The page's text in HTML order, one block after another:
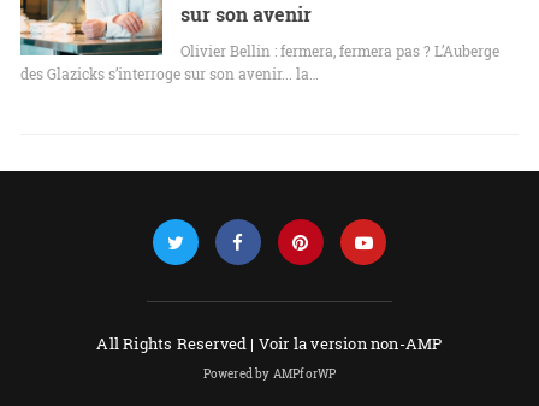
sur son avenir
Olivier Bellin : fermera, fermera pas ? L’Auberge
des Glazicks s’interroge sur son avenir... la…
All Rights Reserved | Voir la version non-AMP
Powered by AMPforWP